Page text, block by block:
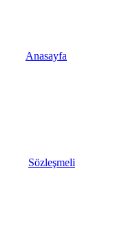
Anasayfa
Sözleşmeli